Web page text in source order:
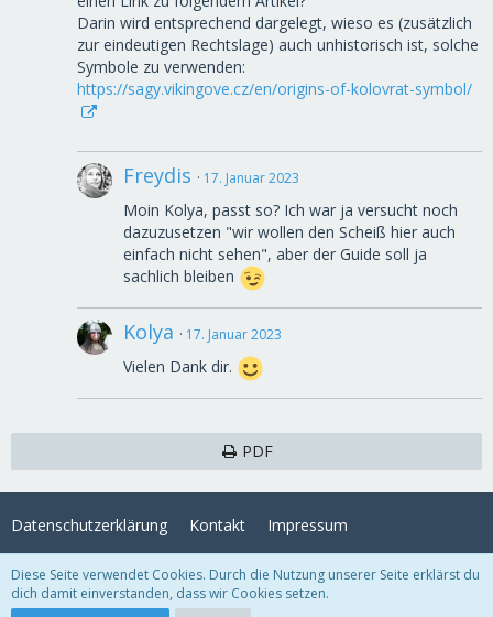
Darin wird entsprechend dargelegt, wieso es (zusätzlich
zur eindeutigen Rechtslage) auch unhistorisch ist, solche
Symbole zu verwenden:
https://sagy.vikingove.cz/en/origins-of-kolovrat-symbol/
Freydis 17. Januar 2023
Moin Kolya, passt so? Ich war ja versucht noch
dazuzusetzen "wir wollen den Scheiß hier auch
einfach nicht sehen", aber der Guide soll ja
sachlich bleiben
Kolya 17. Januar 2023
Vielen Dank dir.
PDF
Datenschutzerklärung Kontakt Impressum
Lexikon, entwickelt vonwww.viecode.com
Diese Seite verwendet Cookies. Durch die Nutzung unserer Seite erklärst du
dich damit einverstanden, dass wir Cookies setzen.